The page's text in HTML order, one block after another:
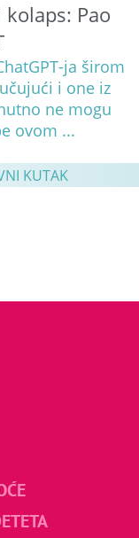
Pao
ja širom
i one iz
ne mogu
ovom ...
KUTAK